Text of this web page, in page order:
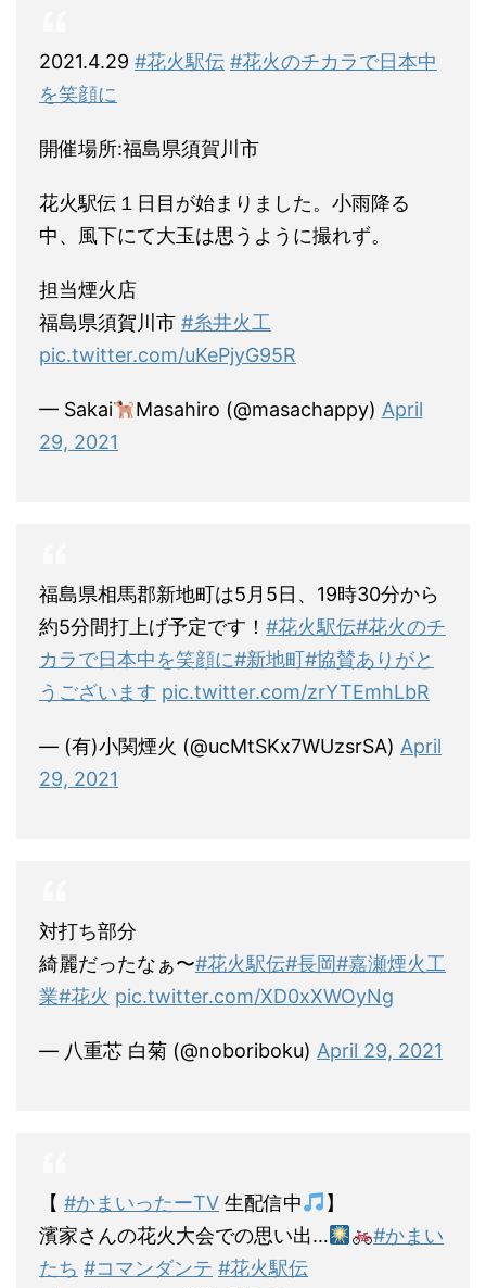
2021.4.29 #花火駅伝 #花火のチカラで日本中
を笑顔に
開催場所:福島県須賀川市
花火駅伝１日目が始まりました。小雨降る
中、風下にて大玉は思うように撮れず。
担当煙火店
福島県須賀川市 #糸井火工
pic.twitter.com/uKePjyG95R
— Sakai Masahiro (@masachappy) April
29, 2021
福島県相馬郡新地町は5月5日、19時30分から
約5分間打上げ予定です！ #花火駅伝#花火のチ
カラで日本中を笑顔に#新地町#協賛ありがと
うございます pic.twitter.com/zrYTEmhLbR
— (有)小関煙火 (@ucMtSKx7WUzsrSA) April
29, 2021
対打ち部分
綺麗だったなぁ〜#花火駅伝#長岡#嘉瀬煙火工
業#花火 pic.twitter.com/XD0xXWOyNg
— 八重芯 白菊 (@noboriboku) April 29, 2021
【 #かまいったーTV 生配信中
】
濱家さんの花火大会での思い出…
#かまい
たち #コマンダンテ #花火駅伝